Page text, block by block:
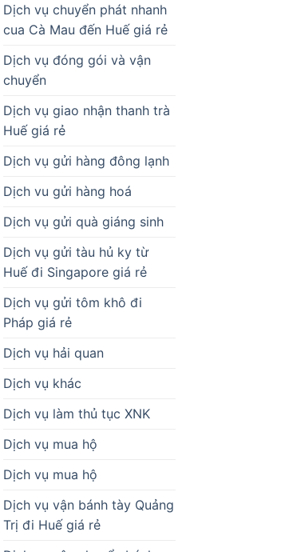
Dịch vụ chuyển phát nhanh
cua Cà Mau đến Huế giá rẻ
Dịch vụ đóng gói và vận
chuyển
Dịch vụ giao nhận thanh trà
Huế giá rẻ
Dịch vụ gửi hàng đông lạnh
Dịch vu gửi hàng hoá
Dịch vụ gửi quà giáng sinh
Dịch vụ gửi tàu hủ ky từ
Huế đi Singapore giá rẻ
Dịch vụ gửi tôm khô đi
Pháp giá rẻ
Dịch vụ hải quan
Dịch vụ khác
Dịch vụ làm thủ tục XNK
Dịch vụ mua hộ
Dịch vụ mua hộ
Dịch vụ vận bánh tày Quảng
Trị đi Huế giá rẻ